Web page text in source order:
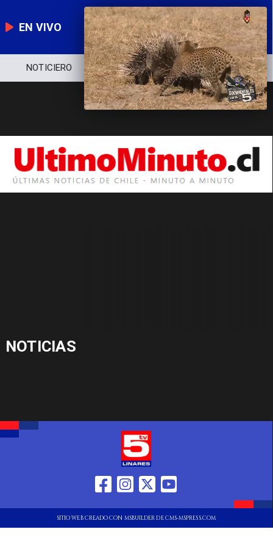
EN VIVO
NOTICIERO POLÍTICA ECONOMÍA
NOTICIAS
SITIO WEB CREADO CON MSBUILDER DE CMS-MSPRESS.COM